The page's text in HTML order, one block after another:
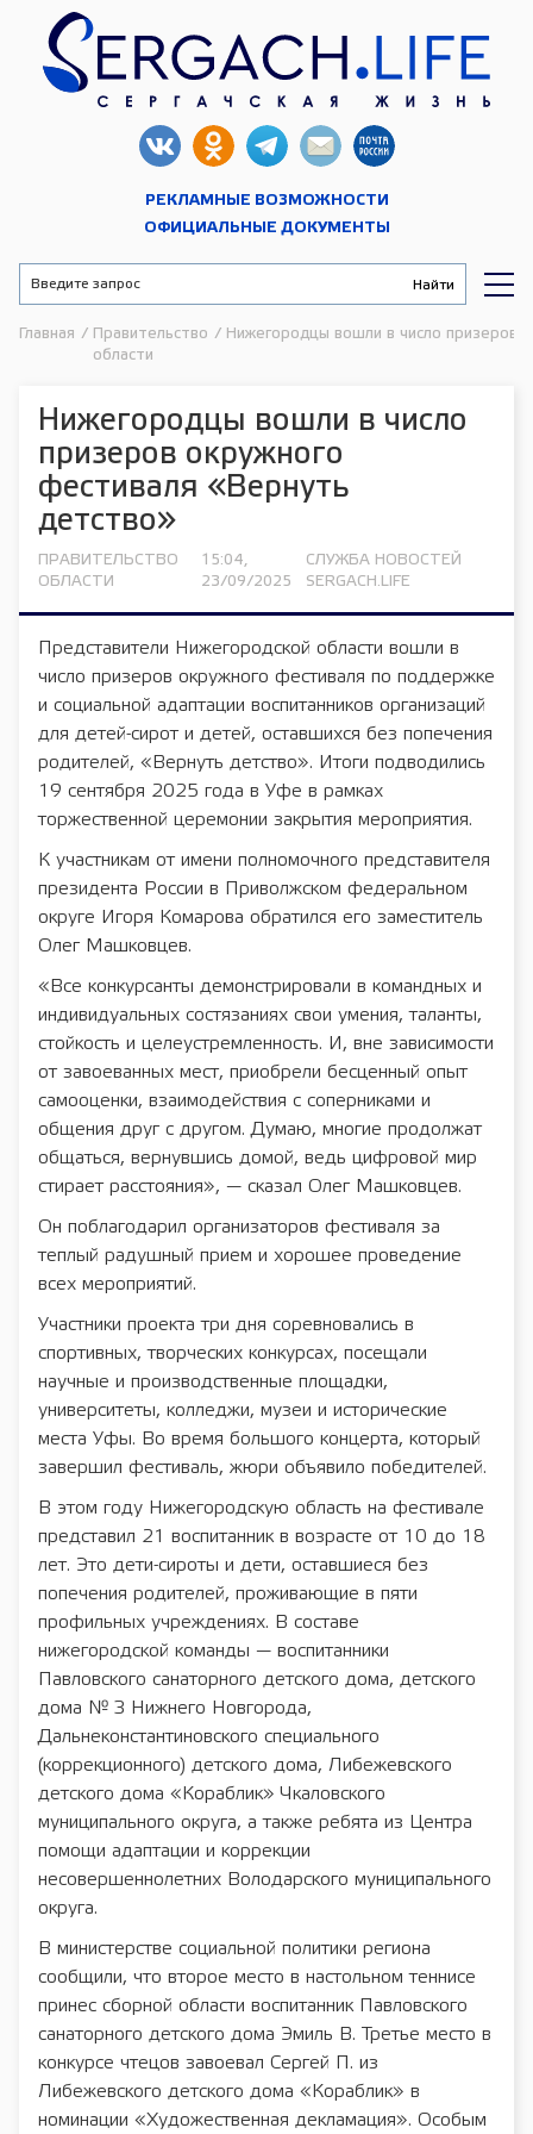
РЕКЛАМНЫЕ ВОЗМОЖНОСТИ
ОФИЦИАЛЬНЫЕ ДОКУМЕНТЫ
Главная /
Правительство
области
/ Нижегородцы вошли в число призеров
Нижегородцы вошли в число
призеров окружного
фестиваля «Вернуть
детство»
ПРАВИТЕЛЬСТВО
ОБЛАСТИ
15:04,
23/09/2025
СЛУЖБА НОВОСТЕЙ
SERGACH.LIFE
Представители Нижегородской области вошли в
число призеров окружного фестиваля по поддержке
и социальной адаптации воспитанников организаций
для детей-сирот и детей, оставшихся без попечения
родителей, «Вернуть детство». Итоги подводились
19 сентября 2025 года в Уфе в рамках
торжественной церемонии закрытия мероприятия.
К участникам от имени полномочного представителя
президента России в Приволжском федеральном
округе Игоря Комарова обратился его заместитель
Олег Машковцев.
«Все конкурсанты демонстрировали в командных и
индивидуальных состязаниях свои умения, таланты,
стойкость и целеустремленность. И, вне зависимости
от завоеванных мест, приобрели бесценный опыт
самооценки, взаимодействия с соперниками и
общения друг с другом. Думаю, многие продолжат
общаться, вернувшись домой, ведь цифровой мир
стирает расстояния», — сказал Олег Машковцев.
Он поблагодарил организаторов фестиваля за
теплый радушный прием и хорошее проведение
всех мероприятий.
Участники проекта три дня соревновались в
спортивных, творческих конкурсах, посещали
научные и производственные площадки,
университеты, колледжи, музеи и исторические
места Уфы. Во время большого концерта, который
завершил фестиваль, жюри объявило победителей.
В этом году Нижегородскую область на фестивале
представил 21 воспитанник в возрасте от 10 до 18
лет. Это дети-сироты и дети, оставшиеся без
попечения родителей, проживающие в пяти
профильных учреждениях. В составе
нижегородской команды — воспитанники
Павловского санаторного детского дома, детского
дома № 3 Нижнего Новгорода,
Дальнеконстантиновского специального
(коррекционного) детского дома, Либежевского
детского дома «Кораблик» Чкаловского
муниципального округа, а также ребята из Центра
помощи адаптации и коррекции
несовершеннолетних Володарского муниципального
округа.
В министерстве социальной политики региона
сообщили, что второе место в настольном теннисе
принес сборной области воспитанник Павловского
санаторного детского дома Эмиль В. Третье место в
конкурсе чтецов завоевал Сергей П. из
Либежевского детского дома «Кораблик» в
номинации «Художественная декламация». Особым